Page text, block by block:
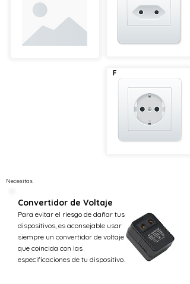
F
Necesitas
Convertidor de Voltaje
Para evitar el riesgo de dañar tus
dispositivos, es aconsejable usar
siempre un convertidor de voltaje
que coincida con las
especificaciones de tu dispositivo.